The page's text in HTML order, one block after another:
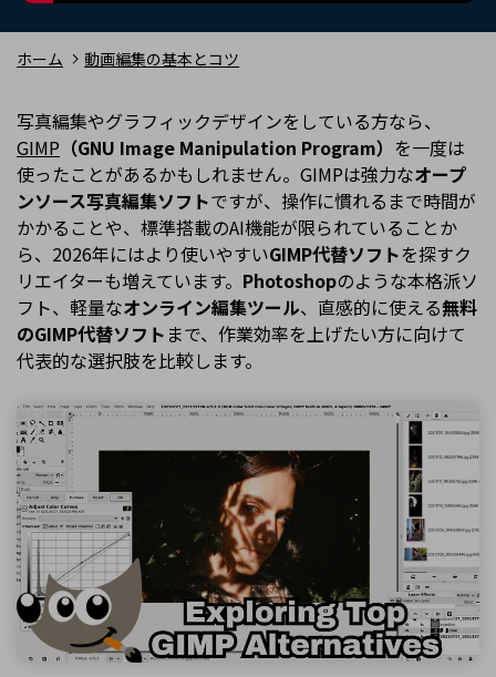
ホーム 動画編集の基本とコツ
写真編集やグラフィックデザインをしている方なら、
GIMP （GNU Image Manipulation Program） を一度は
使ったことがあるかもしれません。GIMPは強力なオープ
ンソース写真編集ソフトですが、操作に慣れるまで時間が
かかることや、標準搭載のAI機能が限られていることか
ら、2026年にはより使いやすいGIMP代替ソフトを探すク
リエイターも増えています。 Photoshopのような本格派ソ
フト、軽量なオンライン編集ツール、直感的に使える無料
のGIMP代替ソフト まで、作業効率を上げたい方に向けて
代表的な選択肢を比較します。